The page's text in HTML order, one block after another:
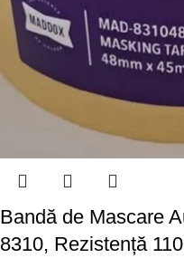
Bandă de Mascare
8310, Rezistență